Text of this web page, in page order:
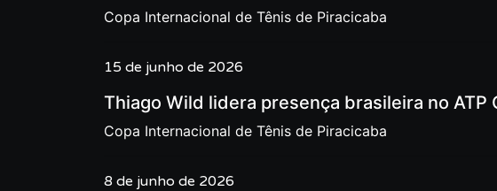
Copa Internacional de Tênis de Piracicaba
15 de junho de 2026
Thiago Wild lidera presença brasileira no ATP
Copa Internacional de Tênis de Piracicaba
8 de junho de 2026